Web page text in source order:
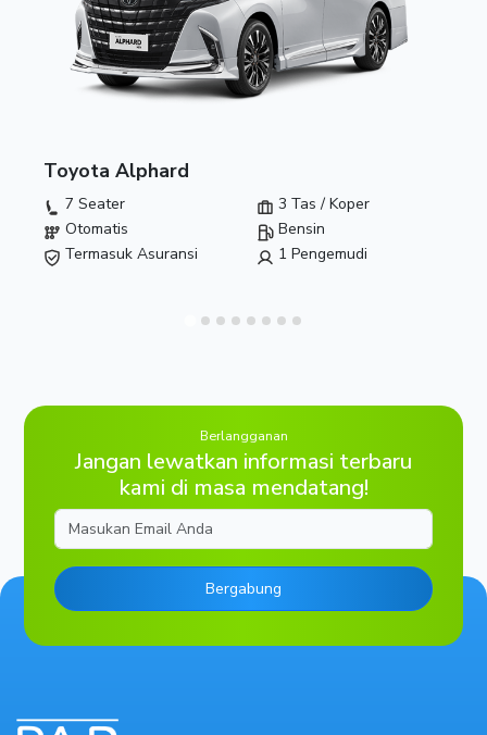
Toyota Alphard
7 Seater
3 Tas / Koper
Otomatis
Bensin
Termasuk Asuransi
1 Pengemudi
Berlangganan
Jangan lewatkan informasi terbaru
kami di masa mendatang!
Bergabung